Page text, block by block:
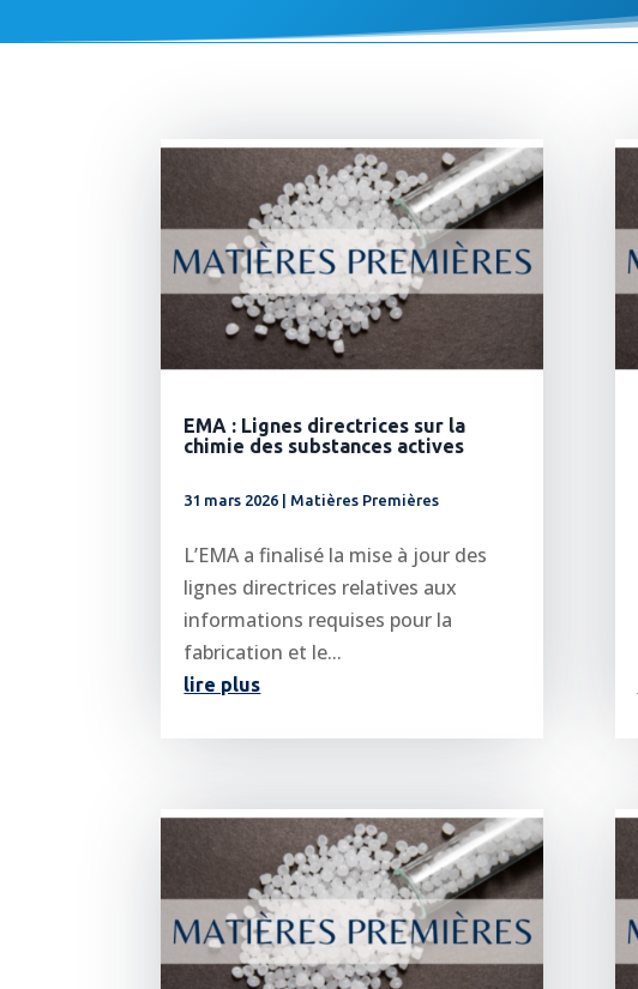
EMA : Lignes directrices sur la
chimie des substances actives
31 mars 2026 Matières Premières
L’EMA a finalisé la mise à jour des
lignes directrices relatives aux
informations requises pour la
fabrication et le...
lire plus